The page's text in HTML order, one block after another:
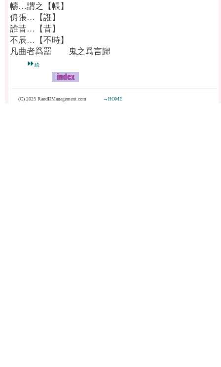
幬…謂之【帳】
侜張…【誑】
誰昔…【昔】
不辰…【不時】
凡曲者爲罶 鬼之爲言歸
⏩続
(C) 2025 RandDManagement.com →HOME